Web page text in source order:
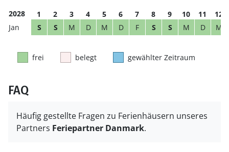
2028 1 2 3 4 5 6 7 8 9 10 11
12
S
S M D M D F S S M D M
frei belegt gewählter Zeitraum
FAQ
Häufig gestellte Fragen zu Ferienhäusern unseres
Partners Feriepartner Danmark.